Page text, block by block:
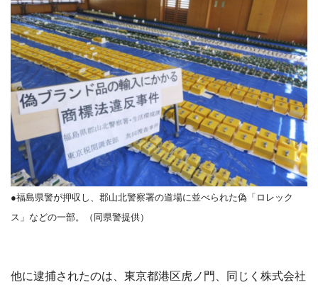
●福島県警が押収し、郡山北警察署の道場に並べられた偽「ロレック
ス」などの一部。（同県警提供）
他に逮捕されたのは、東京都港区虎ノ門、同じく株式会社